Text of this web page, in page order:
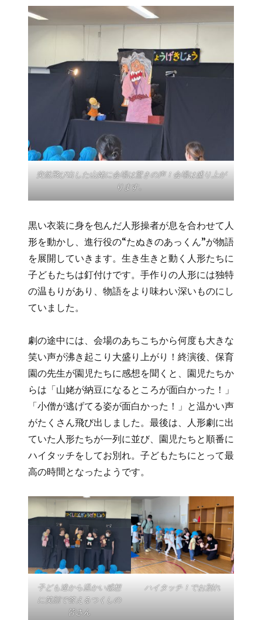
突然飛び出した山姥に会場は驚きの声！会場は盛り上が
ります。
黒い衣装に身を包んだ人形操者が息を合わせて人
形を動かし、進行役の“たぬきのあっくん”が物語
を展開していきます。生き生きと動く人形たちに
子どもたちは釘付けです。手作りの人形には独特
の温もりがあり、物語をより味わい深いものにし
ていました。
劇の途中には、会場のあちこちから何度も大きな
笑い声が沸き起こり大盛り上がり！終演後、保育
園の先生が園児たちに感想を聞くと、園児たちか
らは「山姥が納豆になるところが面白かった！」
「小僧が逃げてる姿が面白かった！」と温かい声
がたくさん飛び出しました。最後は、人形劇に出
ていた人形たちが一列に並び、園児たちと順番に
ハイタッチをしてお別れ。子どもたちにとって最
高の時間となったようです。
子ども達から温かい感想
に笑顔で答えるつくしの
皆さん
ハイタッチ！でお別れ